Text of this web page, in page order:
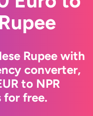
Rupee with
converter,
to NPR
for free.